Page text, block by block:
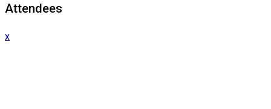
Attendees
x